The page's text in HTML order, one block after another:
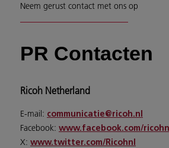
Neem gerust contact met ons op
PR Contacten
Ricoh Netherland
E-mail: communicatie@ricoh.nl
Facebook: www.facebook.com/
X: www.twitter.com/Ricohnl